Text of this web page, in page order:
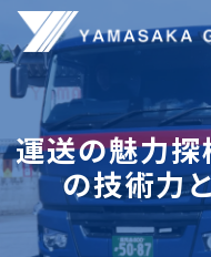
運送の魅力
の技術力